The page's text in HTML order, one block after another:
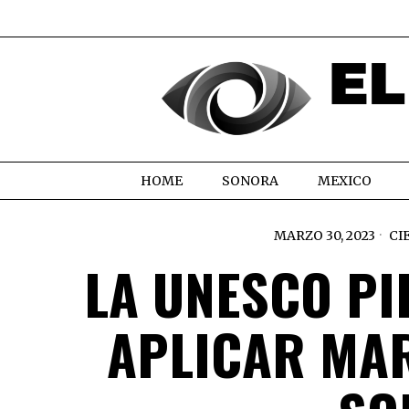
HOME SONORA MEXICO
MARZO 30, 2023
LA UNESCO
APLICAR